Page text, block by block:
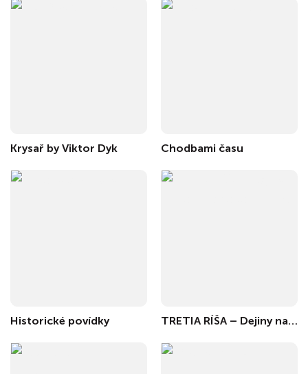
Krysař by Viktor Dyk Chodbami času
Historické povídky TRETIA RÍŠA – Dejiny nacionálneho socializmu